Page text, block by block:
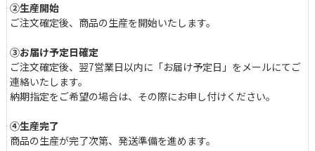
張地には、重量感と光沢のある質感が特徴のバスケット織り生地を
②生産開始
ご注文確定後、商品の生産を開始いたします。
③お届け予定日確定
ご注文確定後、翌7営業日以内に「お届け予定日」をメールにてご
連絡いたします。
納期指定をご希望の場合は、その際にお申し付けください。
④生産完了
商品の生産が完了次第、発送準備を進めます。